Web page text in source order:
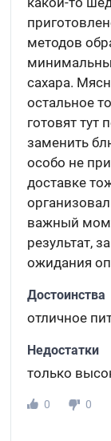
методов
сахара.
остальное
готовят тут
заменить
особо не
доставке
важный
результат,
ожидания
Достоинства
отличное
Недостатки
только
0
0